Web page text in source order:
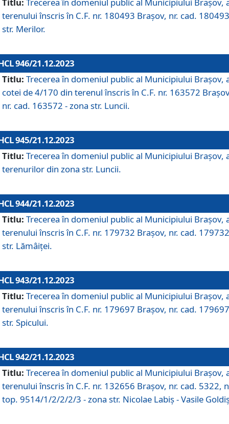
Titlu: Trecerea în domeniul public al Municipiului Braşov,
terenului înscris în C.F. nr. 180493 Brașov, nr. cad.
str. Merilor.
946/21.12.2023
Titlu: Trecerea în domeniul public al Municipiului Braşov,
cotei de 4/170 din terenul înscris în C.F. nr. 163572
nr. cad. 163572 - zona str. Luncii.
945/21.12.2023
Titlu: Trecerea în domeniul public al Municipiului Braşov,
terenurilor din zona str. Luncii.
944/21.12.2023
Titlu: Trecerea în domeniul public al Municipiului Braşov,
terenului înscris în C.F. nr. 179732 Brașov, nr. cad.
str. Lămâiței.
943/21.12.2023
Titlu: Trecerea în domeniul public al Municipiului Braşov,
terenului înscris în C.F. nr. 179697 Brașov, nr. cad.
str. Spicului.
942/21.12.2023
Titlu: Trecerea în domeniul public al Municipiului Braşov,
terenului înscris în C.F. nr. 132656 Brașov, nr. cad. 5322,
top. 9514/1/2/2/2/3 - zona str. Nicolae Labiș - Vasile